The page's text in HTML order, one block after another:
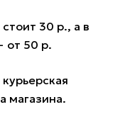
30 р., а в
от 50 р.
магазина.